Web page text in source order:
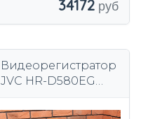
34172
Видеорегистратор
JVC HR-D580EG